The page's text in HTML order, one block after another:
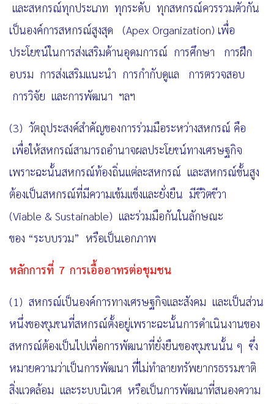
และสหกรณ์ทุกประเภท ทุกระดับ ทุกสหกรณ์ควรรวมตัวกัน
เป็นองค์การสหกรณ์สูงสุด (Apex Organization) เพื่อ
ประโยชน์ในการส่งเสริมด้านอุดมการณ์ การศึกษา การฝึก
อบรม การส่งเสริมแนะนำ การกำกับดูแล การตรวจสอบ
การวิจัย และการพัฒนา ฯลฯ
(3) วัตถุประสงค์สำคัญของการร่วมมือระหว่างสหกรณ์ คือ
เพื่อให้สหกรณ์สามารถอำนาจผลประโยชน์ทางเศรษฐกิจ
เพราะฉะนั้นสหกรณ์ท้องถิ่นแต่ละสหกรณ์ และสหกรณ์ขั้นสูง
ต้องเป็นสหกรณ์ที่มีความเข้มแข็งและยั่งยืน มีชีวิตชีวา
(Viable & Sustainable) และร่วมมือกันในลักษณะ
ของ “ระบบรวม” หรือเป็นเอกภาพ
หลักการที่ 7 การเอื้ออาทรต่อชุมชน
(1) สหกรณ์เป็นองค์การทางเศรษฐกิจและสังคม และเป็นส่วน
หนึ่งของชุมชนที่สหกรณ์ตั้งอยู่เพราะฉะนั้นการดำเนินงานของ
สหกรณ์ต้องเป็นไปเพื่อการพัฒนาที่ยั่งยืนของชุมชนนั้น ๆ ซึ่ง
หมายความว่าเป็นการพัฒนา ที่ไม่ทำลายทรัพยากรธรรมชาติ
สิ่งแวดล้อม และระบบนิเวศ หรือเป็นการพัฒนาที่สนองความ